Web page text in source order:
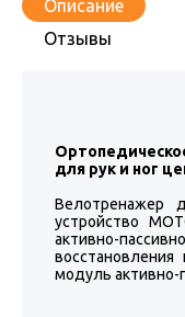
Описание
Отзывы
для рук и ног
Велотренажер
устройство
активно-
модуль активно-